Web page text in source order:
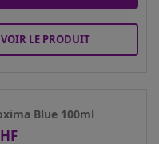
VOIR LE PRODUIT
Blue 100ml